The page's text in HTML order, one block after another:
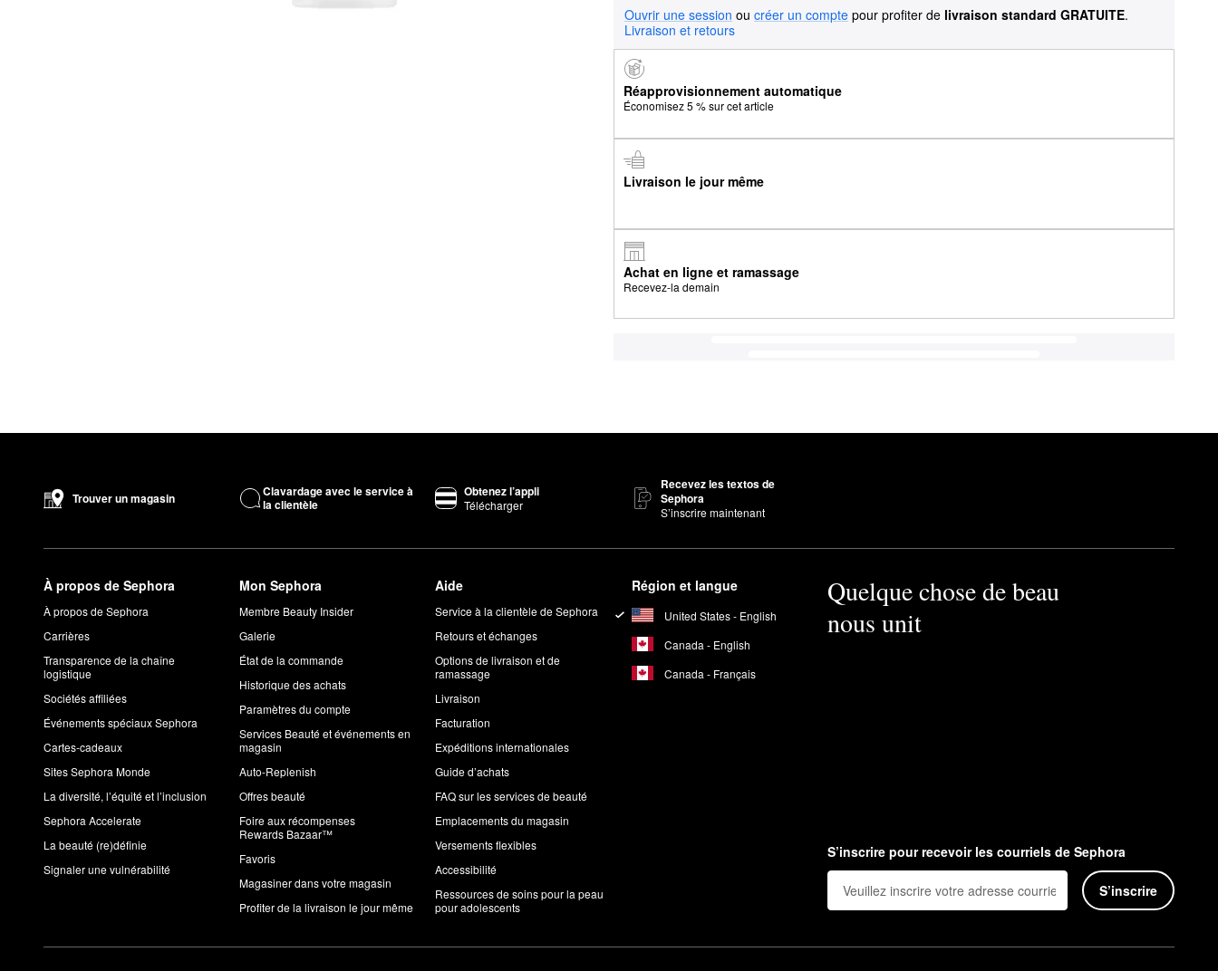
Ouvrir une session ou créer un compte pour profiter de livraison standard GRATUITE.
Livraison et retours
Réapprovisionnement automatique
Économisez 5 % sur cet article
Livraison le jour même
Achat en ligne et ramassage
Recevez-la demain
Trouver un magasin
Clavardage avec le service à
la clientèle
Obtenez l’appli
Télécharger
Recevez les textos de
Sephora
S’inscrire maintenant
À propos de Sephora
À propos de Sephora
Carrières
Transparence de la chaîne
logistique
Sociétés affiliées
Événements spéciaux Sephora
Cartes-cadeaux
Sites Sephora Monde
La diversité, l’équité et l’inclusion
Sephora Accelerate
La beauté (re)définie
Signaler une vulnérabilité
Mon Sephora
Membre Beauty Insider
Galerie
État de la commande
Historique des achats
Paramètres du compte
Services Beauté et événements en
magasin
Auto-Replenish
Offres beauté
Foire aux récompenses
Rewards Bazaar™
Favoris
Magasiner dans votre magasin
Profiter de la livraison le jour même
Aide
Service à la clientèle de Sephora
Retours et échanges
Options de livraison et de
ramassage
Livraison
Facturation
Expéditions internationales
Guide d’achats
FAQ sur les services de beauté
Emplacements du magasin
Versements flexibles
Accessibilité
Ressources de soins pour la peau
pour adolescents
Région et langue
United States - English
Canada - English
Canada - Français
Quelque chose de beau
nous unit
S’inscrire pour recevoir les courriels de Sephora
S’inscrire